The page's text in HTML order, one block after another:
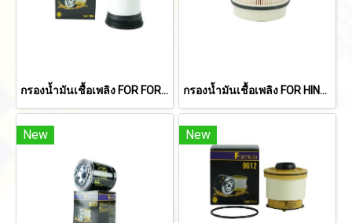
กรองน้ำมันเชื้อเพลิง FOR FORD RANGER 1998-2011/ MAZDA BT50 2006-2010/CX-5 2013-2016/TOYOTA TIGER 2001-2004/MIGHTY-X 1991-1997 (2.8L) กรองน้ำมันเชื้อเพลิง FOR HINO 300 INNOVATOR X (NO4C-VA)(XZU600R-HKMLKT3) (23390-78220, 23304-EV051, 23304-EV052)
New New